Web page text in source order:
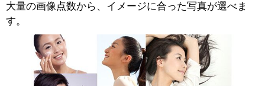
大量の画像点数から、イメージに合った写真が選べま
す。